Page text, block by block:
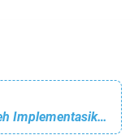
SLB TNCC Gandeng BNN Banda Aceh Implementasikan Pendidikan Anti Narkoba